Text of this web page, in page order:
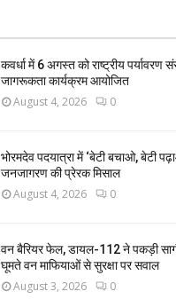
कवर्धा में 6 अगस्त को राष्ट्रीय पर्यावरण
जागरूकता कार्यक्रम आयोजित
August 4, 2026 0
भोरमदेव पदयात्रा में ‘बेटी बचाओ, बेटी
जनजागरण की प्रेरक मिसाल
August 4, 2026 0
वन बैरियर फेल, डायल-112 ने पकड़ी
घूमते वन माफियाओं से सुरक्षा पर सवाल
August 3, 2026 0